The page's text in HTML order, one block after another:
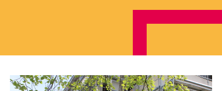
Vous êtes partenaire